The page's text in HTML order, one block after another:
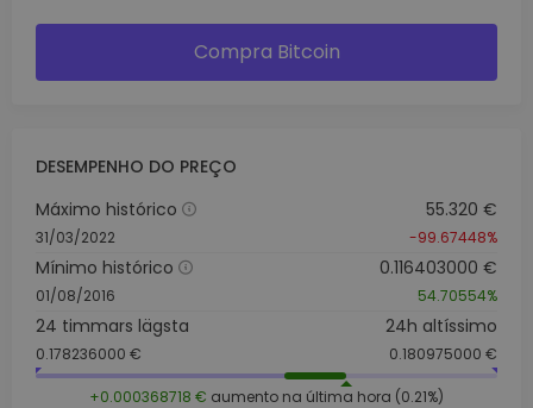
Compra Bitcoin
DESEMPENHO DO PREÇO
Máximo histórico
31/03/2022
55.320 €
-99.67448%
Mínimo histórico
01/08/2016
0.116403000 €
54.70554%
24 timmars lägsta
0.178236000 €
24h altíssimo
0.180975000 €
+0.000368718 € aumento na última hora (0.21%)